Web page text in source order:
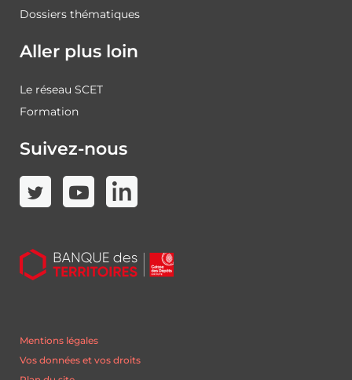
Dossiers thématiques
Aller plus loin
Le réseau SCET
Formation
Suivez-nous
Mentions légales
Vos données et vos droits